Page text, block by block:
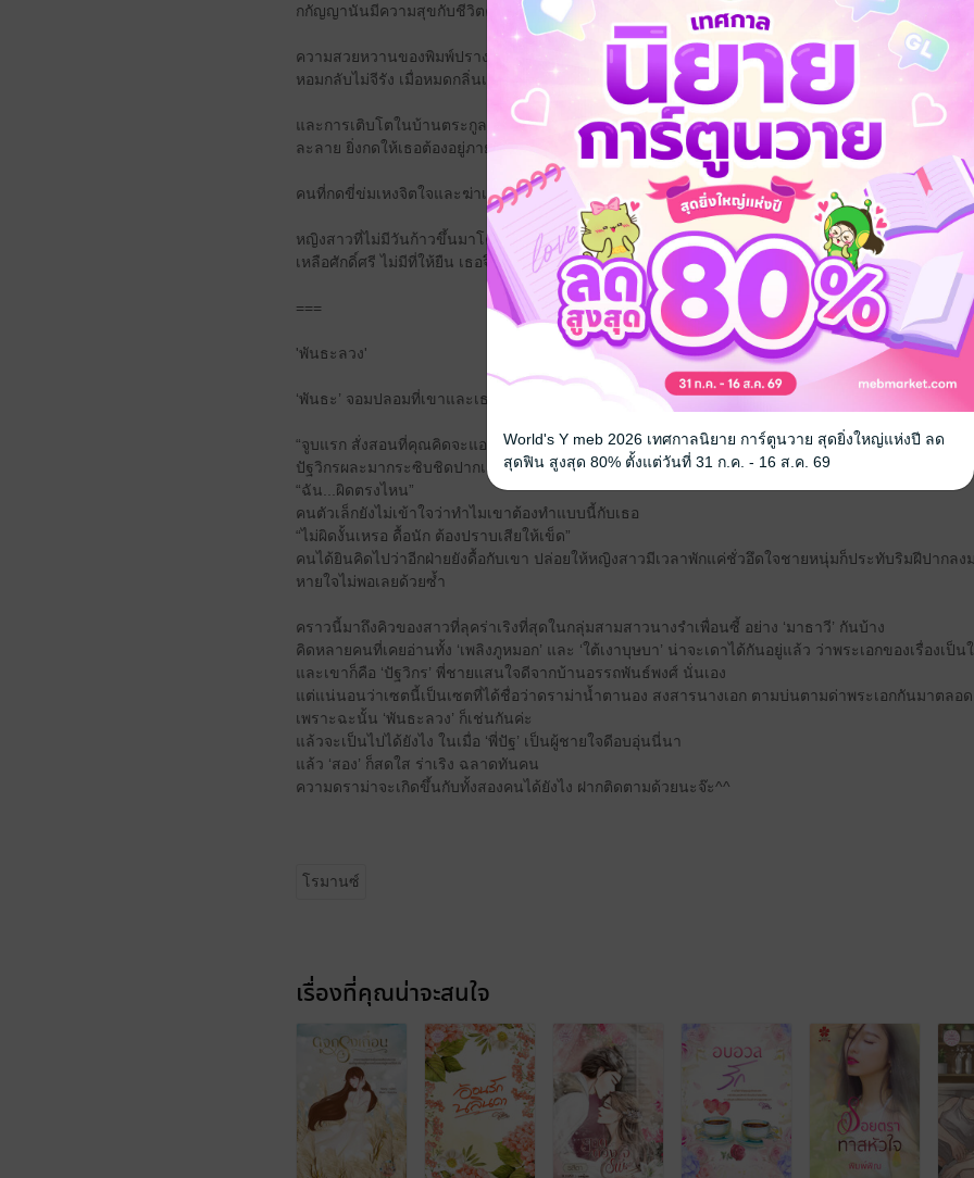
กกัญญานันมีความสุขกับชีวิตคู่ของตัวเองไปแล้วคราวนี้ก็มาถึงคิวของพิมพ์ปรางกันบ้าง
ความสวยหวานของพิมพ์ปรางให้ความรู้สึกสบายตาน่ามอง เปรียบกับดอกไม้ที่มีสีสันอ่อนโยน ให้ความห
หอมกลับไม่จีรัง เมื่อหมดกลิ่นเหล่าแมลงก็จากไปหาดอกไม้ใหม่
และการเติบโตในบ้านตระกูลเจ้านายอย่างอรรถพันธ์พงศ์ เป็นเพื่อนเล่นกับหม่อมหลวงกัญญานันผู้เพียบพ
ละลาย ยิ่งกดให้เธอต้องอยู่ภายใต้ความสูงส่งเลอค่าเสมอมา แต่นั่นไม่ได้สร้างความน้อยเนื้อต่ำใจให้เธอเ
คนที่กดขี่ข่มเหงจิตใจและฆ่าเธอให้ตายทั้งเป็นก็คือ 'หม่อมหลวงกิตติกร'
หญิงสาวที่ไม่มีวันก้าวขึ้นมาโดดเด่นหรือเทียบเท่ายอมจำนนกับฐานะของตัวเอง ยอมอยู่ใต้เงาของทุกคน
เหลือศักดิ์ศรี ไม่มีที่ให้ยืน เธอจึงเลือกที่จะหนีออกมาจากเงา ทว่าผู้ชายคนนั้นก็ยังเหยียบย่ำซ้ำแล้วซ้ำเล่า
===
'พันธะลวง'
‘พันธะ’ จอมปลอมที่เขาและเธอสร้างขึ้น กลับกลายเป็นบ่วงร้อยรัดแห่ง ‘สิเน่หา’
“จูบแรก สั่งสอนที่คุณคิดจะแอบเขี่ยผมลับหลัง”
ปัฐวิกรผละมากระซิบชิดปากเล็ก ลมหายใจร้อนถี่รัวต่างก็รินรดกันทำให้รู้ว่าอารมณ์ทั้งสองไม่อยู่ในอากา
“ฉัน...ผิดตรงไหน”
คนตัวเล็กยังไม่เข้าใจว่าทำไมเขาต้องทำแบบนี้กับเธอ
“ไม่ผิดงั้นเหรอ ดื้อนัก ต้องปราบเสียให้เข็ด”
คนได้ยินคิดไปว่าอีกฝ่ายยังดื้อกับเขา ปล่อยให้หญิงสาวมีเวลาพักแค่ชั่วอึดใจชายหนุ่มก็ประทับริมฝีปากลง
หายใจไม่พอเลยด้วยซ้ำ
คราวนี้มาถึงคิวของสาวที่ลุคร่าเริงที่สุดในกลุ่มสามสาวนางรำเพื่อนซี้ อย่าง ‘มาธาวี’ กันบ้าง
คิดหลายคนที่เคยอ่านทั้ง ‘เพลิงภูหมอก’ และ ‘ใต้เงาบุษบา’ น่าจะเดาได้กันอยู่แล้ว ว่าพระเอกของเรื่องเป็น
และเขาก็คือ ‘ปัฐวิกร’ พี่ชายแสนใจดีจากบ้านอรรถพันธ์พงศ์ นั่นเอง
แต่แน่นอนว่าเซตนี้เป็นเซตที่ได้ชื่อว่าดราม่าน้ำตานอง สงสารนางเอก ตามบ่นตามด่าพระเอกกันมาตลอด
เพราะฉะนั้น ‘พันธะลวง’ ก็เช่นกันค่ะ
แล้วจะเป็นไปได้ยังไง ในเมื่อ ‘พี่ปัฐ’ เป็นผู้ชายใจดีอบอุ่นนี่นา
แล้ว ‘สอง’ ก็สดใส ร่าเริง ฉลาดทันคน
ความดราม่าจะเกิดขึ้นกับทั้งสองคนได้ยังไง ฝากติดตามด้วยนะจ๊ะ^^
โรมานซ์
เรื่องที่คุณน่าจะสนใจ
World's Y meb 2026 เทศกาลนิยาย การ์ตูนวาย สุดยิ่งใหญ่แห่งปี ลด
สุดฟิน สูงสุด 80% ตั้งแต่วันที่ 31 ก.ค. - 16 ส.ค. 69